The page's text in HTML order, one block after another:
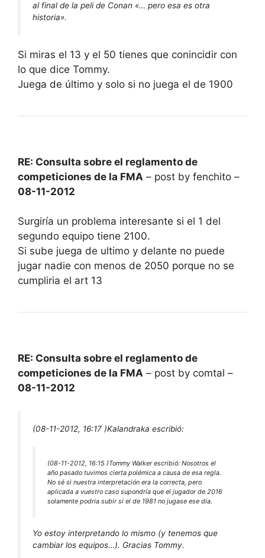
al final de la peli de Conan «… pero esa es otra
historia».
Si miras el 13 y el 50 tienes que conincidir con
lo que dice Tommy.
Juega de último y solo si no juega el de 1900
RE: Consulta sobre el reglamento de
competiciones de la FMA – post by fenchito –
08-11-2012
Surgiría un problema interesante si el 1 del
segundo equipo tiene 2100.
Si sube juega de ultimo y delante no puede
jugar nadie con menos de 2050 porque no se
cumpliria el art 13
RE: Consulta sobre el reglamento de
competiciones de la FMA – post by comtal –
08-11-2012
(08-11-2012, 16:17 )Kalandraka escribió:
(08-11-2012, 16:15 )Tommy Walker escribió: Nosotros el
año pasado tuvimos cierta polémica a causa de esa regla.
No sé si nuestra interpretación era la correcta, pero
aplicada a vuestro caso supondría que el jugador de 2016
solamente podría subir si el de 1981 no jugase ese día.
Yo estoy interpretando lo mismo (y tenemos que
cambiar los equipos…). Gracias Tommy.